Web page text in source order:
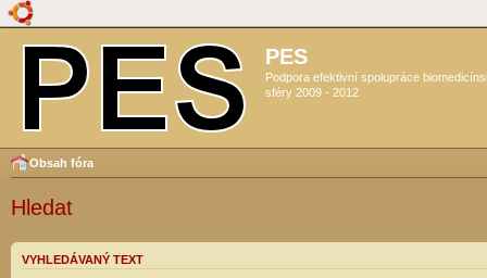
PES
Podpora efektivní spolupráce
sféry 2009 - 2012
Obsah fóra
Hledat
VYHLEDÁVANÝ TEXT